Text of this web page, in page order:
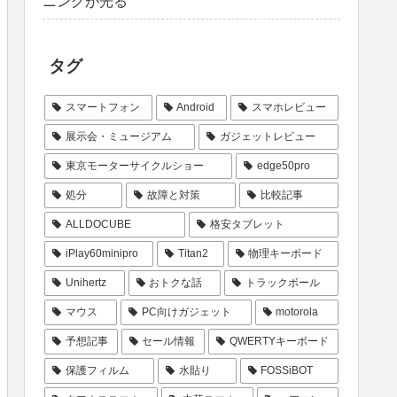
タグ
スマートフォン Android スマホレビュー
展示会・ミュージアム ガジェットレビュー
東京モーターサイクルショー edge50pro
処分 故障と対策 比較記事
ALLDOCUBE 格安タブレット
iPlay60minipro Titan2 物理キーボード
Unihertz おトクな話 トラックボール
マウス PC向けガジェット motorola
予想記事 セール情報 QWERTYキーボード
保護フィルム 水貼り FOSSiBOT